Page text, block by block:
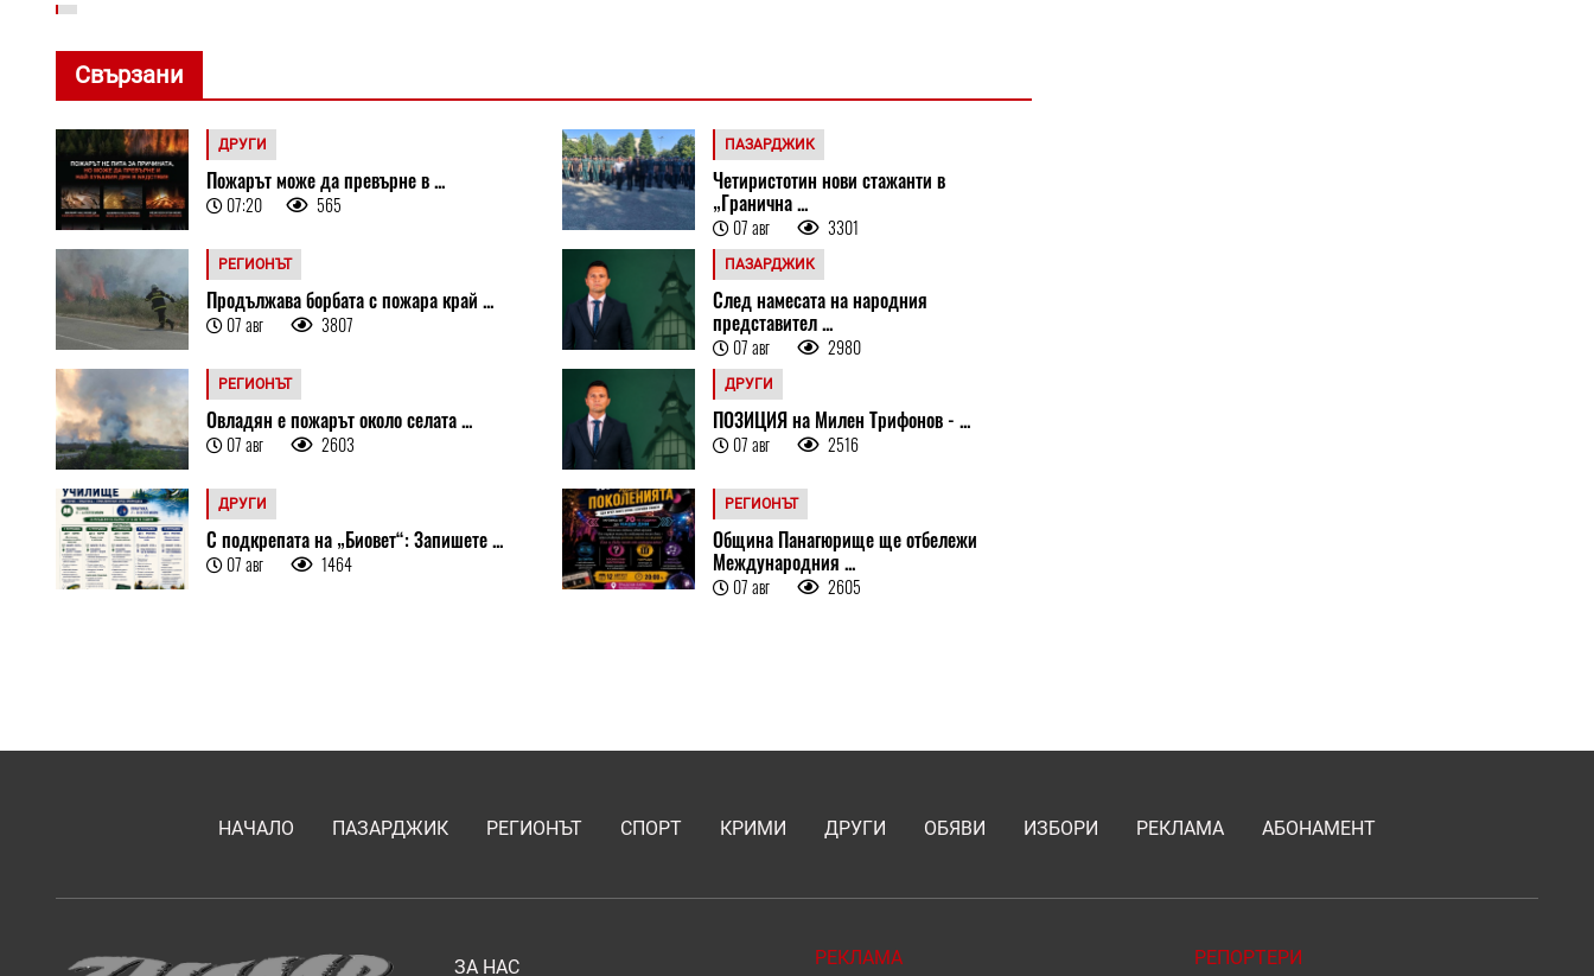
Свързани
ДРУГИ
Пожарът може да превърне в ...
07:20 565
ПАЗАРДЖИК
Четиристотин нови стажанти в
„Гранична ...
07 авг 3301
РЕГИОНЪТ
Продължава борбата с пожара край ...
07 авг 3807
ПАЗАРДЖИК
След намесата на народния
представител ...
07 авг 2980
РЕГИОНЪТ
Овладян е пожарът около селата ...
07 авг 2603
ДРУГИ
ПОЗИЦИЯ на Милен Трифонов - ...
07 авг 2516
ДРУГИ
С подкрепата на „Биовет“: Запишете ...
07 авг 1464
РЕГИОНЪТ
Община Панагюрище ще отбележи
Международния ...
07 авг 2605
НАЧАЛО ПАЗАРДЖИК РЕГИОНЪТ СПОРТ КРИМИ ДРУГИ ОБЯВИ ИЗБОРИ РЕКЛАМА АБОНАМЕНТ
ЗА НАС РЕКЛАМА РЕПОРТЕРИ